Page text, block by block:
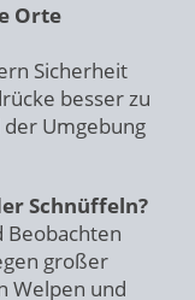
Orte
Sicherheit
besser zu
Umgebung
Schnüffeln?
Beobachten
großer
Welpen und